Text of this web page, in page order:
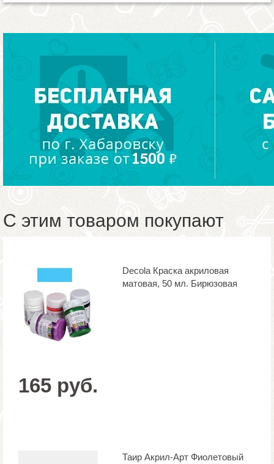
С этим товаром покупают
Decola Краска акриловая
матовая, 50 мл. Бирюзовая
165 руб.
Таир Акрил-Арт Фиолетовый